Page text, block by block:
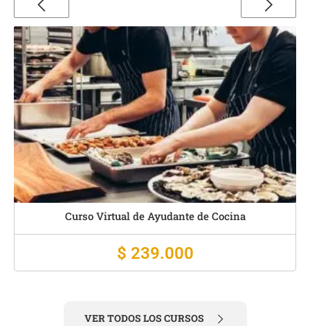
de Ayudante de Cocina Curso
VER TODOS LOS CURSOS